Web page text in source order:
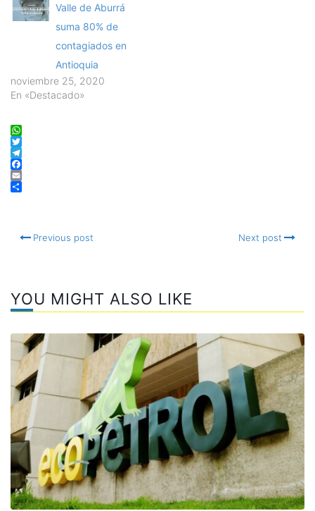
Valle de Aburrá
suma 80% de
contagiados en
Antioquia
noviembre 25, 2020
En «Destacado»
WhatsApp
Twitter
Telegram
Facebook
Email
Previous post Next post
YOU MIGHT ALSO LIKE